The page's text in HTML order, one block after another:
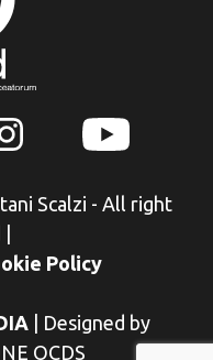
Scalzi - All right
Policy
Designed by
OCDS